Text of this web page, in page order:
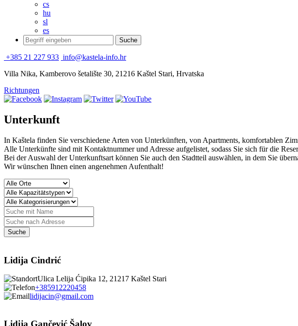
cs
hu
sl
es
+385 21 227 933 info@kastela-info.hr
Villa Nika, Kamberovo šetalište 30, 21216 Kaštel Stari, Hrvatska
Richtungen
Unterkunft
In Kaštela finden Sie verschiedene Arten von Unterkünften, von Apartments, komfortablen
Alle Unterkünfte sind mit Kontaktnummer und Adresse aufgelistet, sodass Sie sich für die
Bei der Auswahl der Unterkunftsart können Sie auch den Stadtteil auswählen, in dem Sie
Wir wünschen Ihnen einen angenehmen Aufenthalt!
Lidija Cindrić
Ulica Lelija Ćipika 12, 21217 Kaštel Stari
+385912220458
lidijacin@gmail.com
Lidija Gančević Šalov